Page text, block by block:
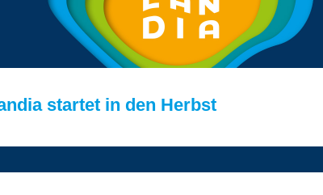
startet in den Herbst